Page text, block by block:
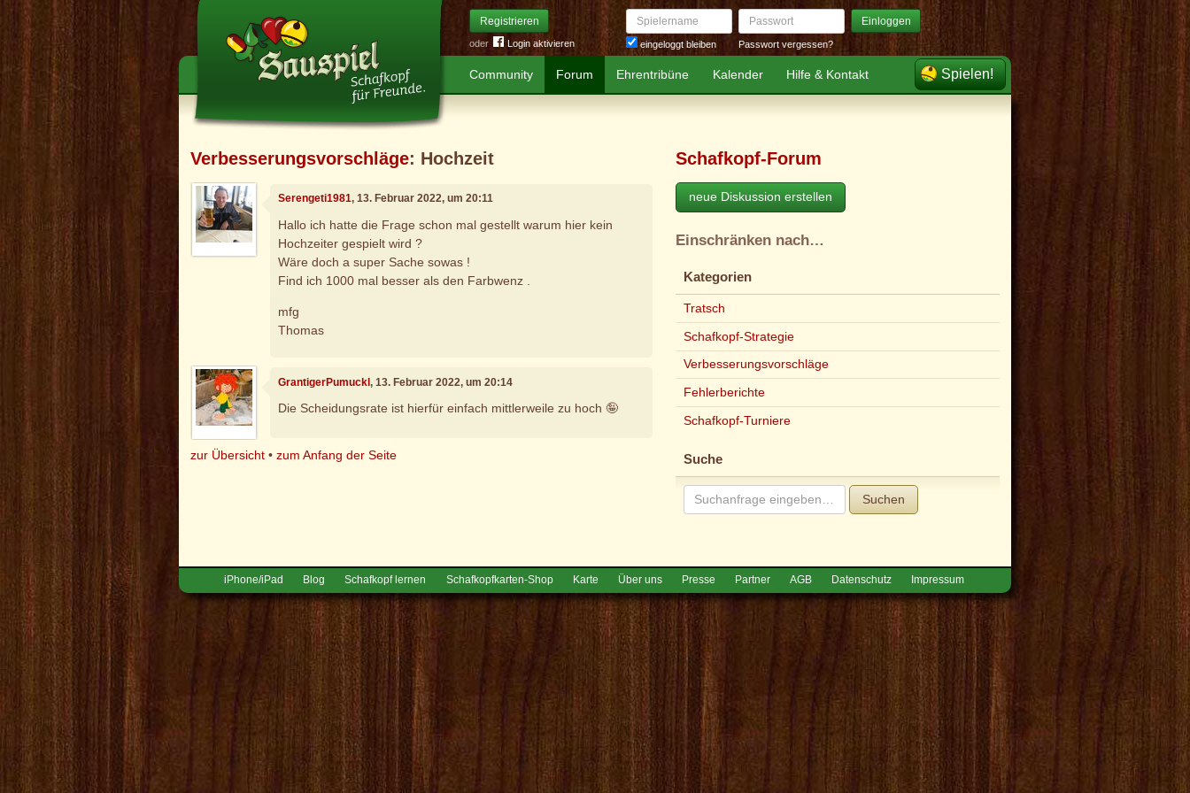
Registrieren
oder Login aktivieren
Spielername
eingeloggt bleiben
Passwort Einloggen
Passwort vergessen?
Community Forum Ehrentribüne Kalender Hilfe & Kontakt Spielen!
Verbesserungsvorschläge: Hochzeit
Serengeti1981, 13. Februar 2022, um 20:11
Hallo ich hatte die Frage schon mal gestellt warum hier kein
Hochzeiter gespielt wird ?
Wäre doch a super Sache sowas !
Find ich 1000 mal besser als den Farbwenz .
mfg
Thomas
GrantigerPumuckl, 13. Februar 2022, um 20:14
Die Scheidungsrate ist hierfür einfach mittlerweile zu hoch 🤪
zur Übersicht •zum Anfang der Seite
Schafkopf-Forum
neue Diskussion erstellen
Einschränken nach…
Kategorien
Tratsch
Schafkopf-Strategie
Verbesserungsvorschläge
Fehlerberichte
Schafkopf-Turniere
Suche
Suchen
iPhone/iPad Blog Schafkopf lernen Schafkopfkarten-Shop Karte Über uns Presse Partner AGB Datenschutz Impressum